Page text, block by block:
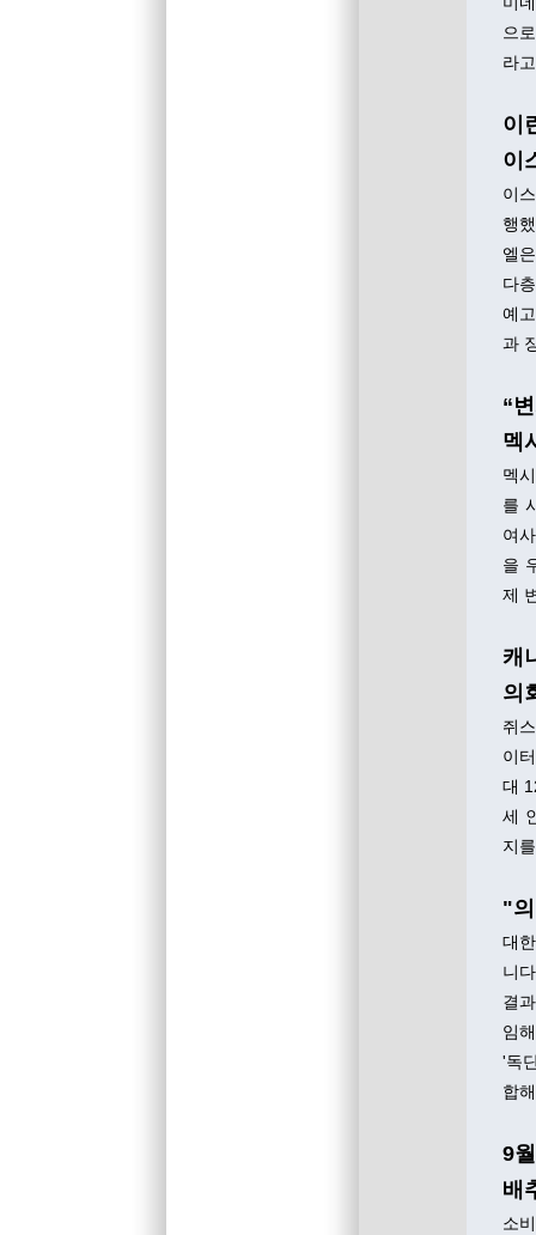
으
라
이
이
이
행
엘
다
예
과
“
멕
멕
를
여
을
제
캐
의
쥐
이
대
세
지
"
대
니
결
임
'독
합
9
배
소